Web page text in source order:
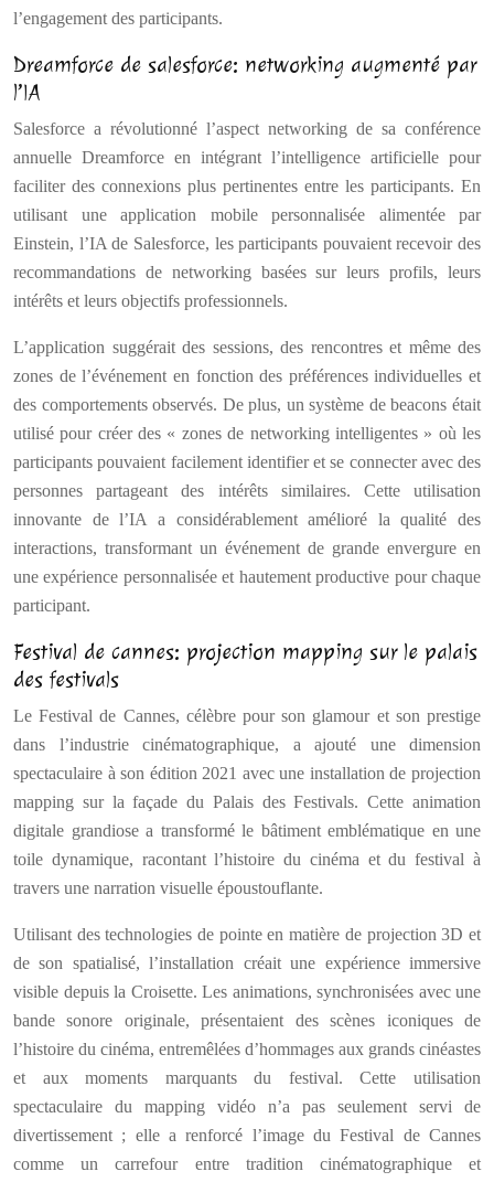
l’engagement des participants.
Dreamforce de salesforce: networking augmenté par
l’IA
Salesforce a révolutionné l’aspect networking de sa conférence
annuelle Dreamforce en intégrant l’intelligence artificielle pour
faciliter des connexions plus pertinentes entre les participants. En
utilisant une application mobile personnalisée alimentée par
Einstein, l’IA de Salesforce, les participants pouvaient recevoir des
recommandations de networking basées sur leurs profils, leurs
intérêts et leurs objectifs professionnels.
L’application suggérait des sessions, des rencontres et même des
zones de l’événement en fonction des préférences individuelles et
des comportements observés. De plus, un système de beacons était
utilisé pour créer des « zones de networking intelligentes » où les
participants pouvaient facilement identifier et se connecter avec des
personnes partageant des intérêts similaires. Cette utilisation
innovante de l’IA a considérablement amélioré la qualité des
interactions, transformant un événement de grande envergure en
une expérience personnalisée et hautement productive pour chaque
participant.
Festival de cannes: projection mapping sur le palais
des festivals
Le Festival de Cannes, célèbre pour son glamour et son prestige
dans l’industrie cinématographique, a ajouté une dimension
spectaculaire à son édition 2021 avec une installation de projection
mapping sur la façade du Palais des Festivals. Cette animation
digitale grandiose a transformé le bâtiment emblématique en une
toile dynamique, racontant l’histoire du cinéma et du festival à
travers une narration visuelle époustouflante.
Utilisant des technologies de pointe en matière de projection 3D et
de son spatialisé, l’installation créait une expérience immersive
visible depuis la Croisette. Les animations, synchronisées avec une
bande sonore originale, présentaient des scènes iconiques de
l’histoire du cinéma, entremêlées d’hommages aux grands cinéastes
et aux moments marquants du festival. Cette utilisation
spectaculaire du mapping vidéo n’a pas seulement servi de
divertissement ; elle a renforcé l’image du Festival de Cannes
comme un carrefour entre tradition cinématographique et